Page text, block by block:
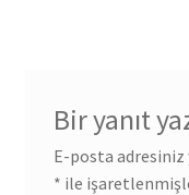
Bir yanıt
E-posta adresiniz
* ile